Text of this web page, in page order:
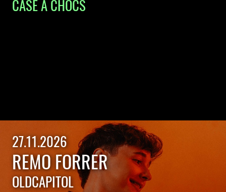
CASE À CHOCS
27.11.2026
REMO FORRER
OLDCAPITOL